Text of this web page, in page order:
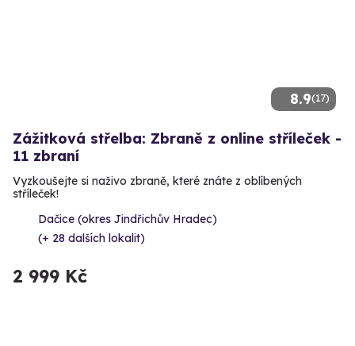
8.9(17)
Zážitková střelba: Zbraně z online stříleček -
11 zbraní
Vyzkoušejte si naživo zbraně, které znáte z oblíbených
stříleček!
Dačice (okres Jindřichův Hradec)
(+ 28 dalších lokalit)
2 999 Kč